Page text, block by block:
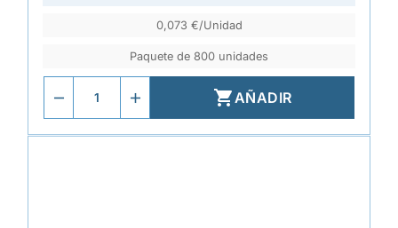
0,073 €/Unidad
Paquete de 800 unidades
AÑADIR